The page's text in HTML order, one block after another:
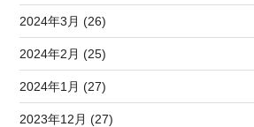
2024年3月 (26)
2024年2月 (25)
2024年1月 (27)
2023年12月 (27)